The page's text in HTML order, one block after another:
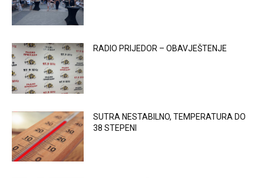
RADIO PRIJEDOR – OBAVJEŠTENJE
SUTRA NESTABILNO, TEMPERATURA DO
38 STEPENI